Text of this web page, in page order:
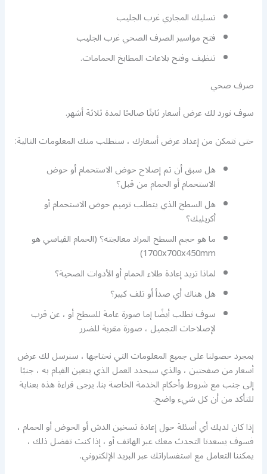
تسليك المجاري غرب الجليب
فتح مواسير الصرف الصحي غرب الجليب
تنظيف وفتح بلاعات المطابخ الحمامات.
صرف صحي
سوف نورد لك عرض أسعار ثابتًا صالحًا لمدة ثلاثة أشهر.
حتى نتمكن من إعداد عرض أسعارك ، سنطلب منك المعلومات التالية:
هل سبق أن تم إصلاح حوض الاستحمام أو حوض
الاستحمام أو الحمام من قبل؟
هل السطح الذي يتطلب ترميم حوض الاستحمام أو
أكريليك؟
ما هو حجم السطح المراد معالجته؟ (الحمام القياسي هو
1700x700x450mm)
لماذا تريد إعادة طلاء الحمام أو الأدوات الصحية؟
هل هناك أي صدأ أو تلف كبير؟
سوف نطلب أيضًا إما صورة عامة للسطح أو ، عن قرب
لإصلاحات التجميل ، صورة مقربة للضرر
بمجرد حصولنا على جميع المعلومات التي نحتاجها ، سنرسل لك عرض
أسعار من صفحتين ، والذي سيحدد العمل الذي يتعين القيام به ، جنبًا
إلى جنب مع شروط وأحكام الخدمة الخاصة بنا. يرجى قراءة هذه بعناية
للتأكد من أن كل شيء واضح.
إذا كان لديك أي أسئلة حول إعادة تسخين الدش أو الحوض أو الحمام ،
فسوف يسعدنا التحدث معك عبر الهاتف أو ، إذا كنت تفضل ذلك ،
يمكننا التعامل مع استفساراتك عبر البريد الإلكتروني.